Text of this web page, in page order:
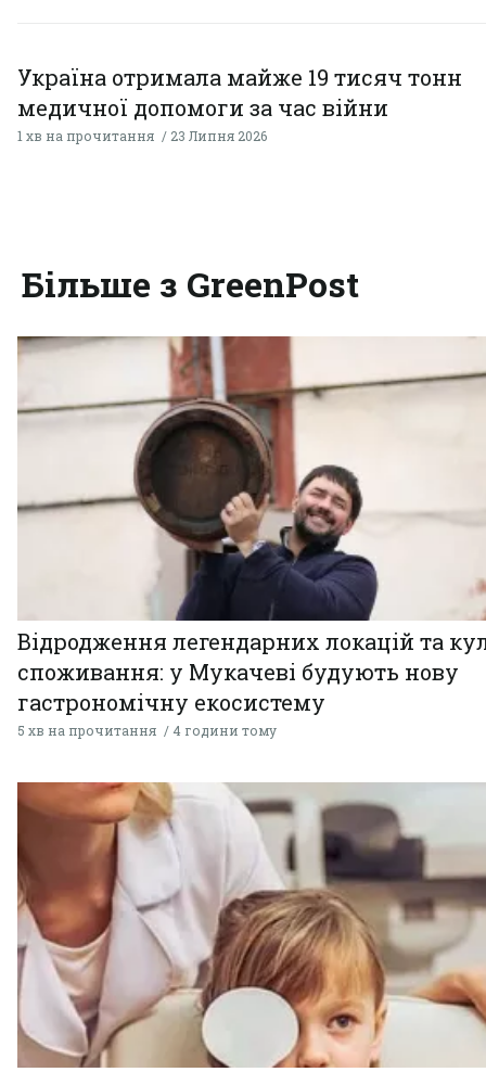
Україна отримала майже 19 тисяч тонн
медичної допомоги за час війни
1 хв на прочитання 23 Липня 2026
Більше з GreenPost
Відродження легендарних локацій та
споживання: у Мукачеві будують нову
гастрономічну екосистему
5 хв на прочитання 4 години тому